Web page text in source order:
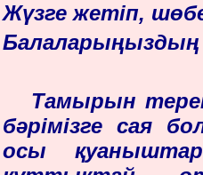
Жүзге жетіп,
Балаларыңыздың
Тамырын
бәрімізге сая
осы